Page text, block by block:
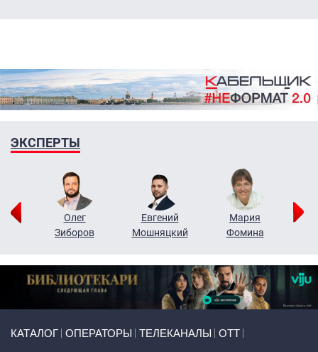
ЭКСПЕРТЫ
Олег
Зиборов
Евгений
Мошняцкий
Мария
Фомина
КАТАЛОГ ОПЕРАТОРЫ ТЕЛЕКАНАЛЫ ОТТ